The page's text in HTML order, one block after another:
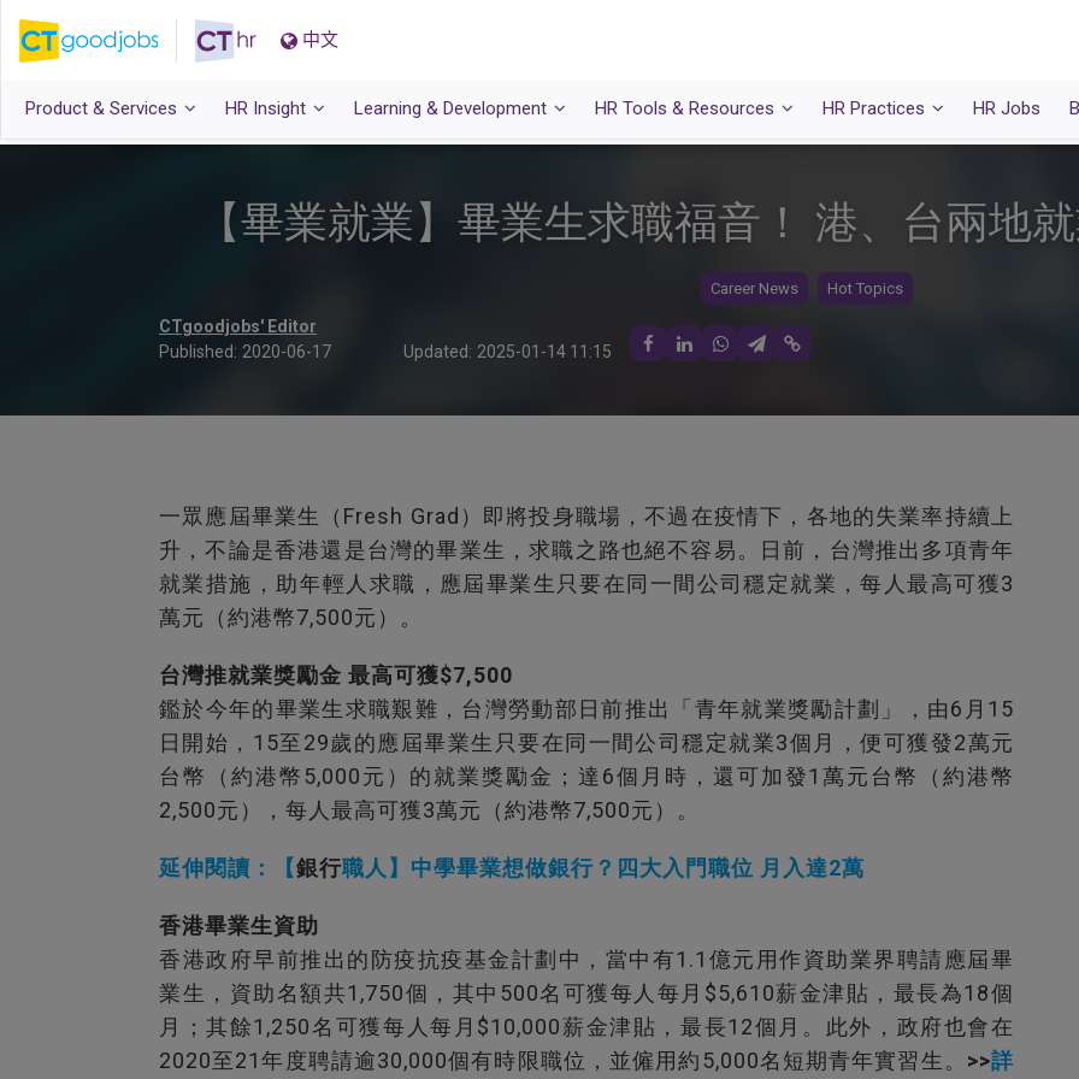
中文
Product & Services HR Insight Learning & Development HR Tools & Resources HR Practices HR Jobs
【畢業就業】畢業生求職福音！ 港、台兩地
Career News Hot Topics
CTgoodjobs' Editor
Published: 2020-06-17 Updated: 2025-01-14 11:15
一眾應屆畢業生（Fresh Grad）即將投身職場，不過在疫情下，各地的失業率持續上
升，不論是香港還是台灣的畢業生，求職之路也絕不容易。日前，台灣推出多項青年
就業措施，助年輕人求職，應屆畢業生只要在同一間公司穩定就業，每人最高可獲3
萬元（約港幣7,500元）。
台灣推就業獎勵金 最高可獲$7,500
鑑於今年的畢業生求職艱難，台灣勞動部日前推出「青年就業獎勵計劃」，由6月15
日開始，15至29歲的應屆畢業生只要在同一間公司穩定就業3個月，便可獲發2萬元
台幣（約港幣5,000元）的就業獎勵金；達6個月時，還可加發1萬元台幣（約港幣
2,500元），每人最高可獲3萬元（約港幣7,500元）。
延伸閱讀：【銀行職人】中學畢業想做銀行？四大入門職位 月入達2萬
香港畢業生資助
香港政府早前推出的防疫抗疫基金計劃中，當中有1.1億元用作資助業界聘請應屆畢
業生，資助名額共1,750個，其中500名可獲每人每月$5,610薪金津貼，最長為18個
月；其餘1,250名可獲每人每月$10,000薪金津貼，最長12個月。此外，政府也會在
2020至21年度聘請逾30,000個有時限職位，並僱用約5,000名短期青年實習生。 >>詳